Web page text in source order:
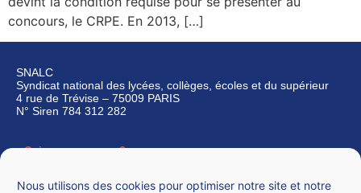
Nous utilisons des cookies pour optimiser notre site et notre
concours, le CRPE. En 2013, […]
SNALC
Syndicat national des lycées, collèges, écoles et du supérieur
4 rue de Trévise – 75009 PARIS
N° Siren 784 312 282
Qui sommes-nous ?